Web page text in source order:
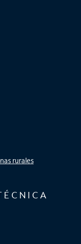
rurales